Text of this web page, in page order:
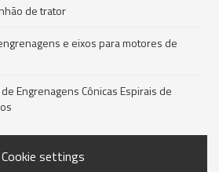
de trator
e eixos para motores de
Engrenagens Cônicas Espirais de
Cookie settings